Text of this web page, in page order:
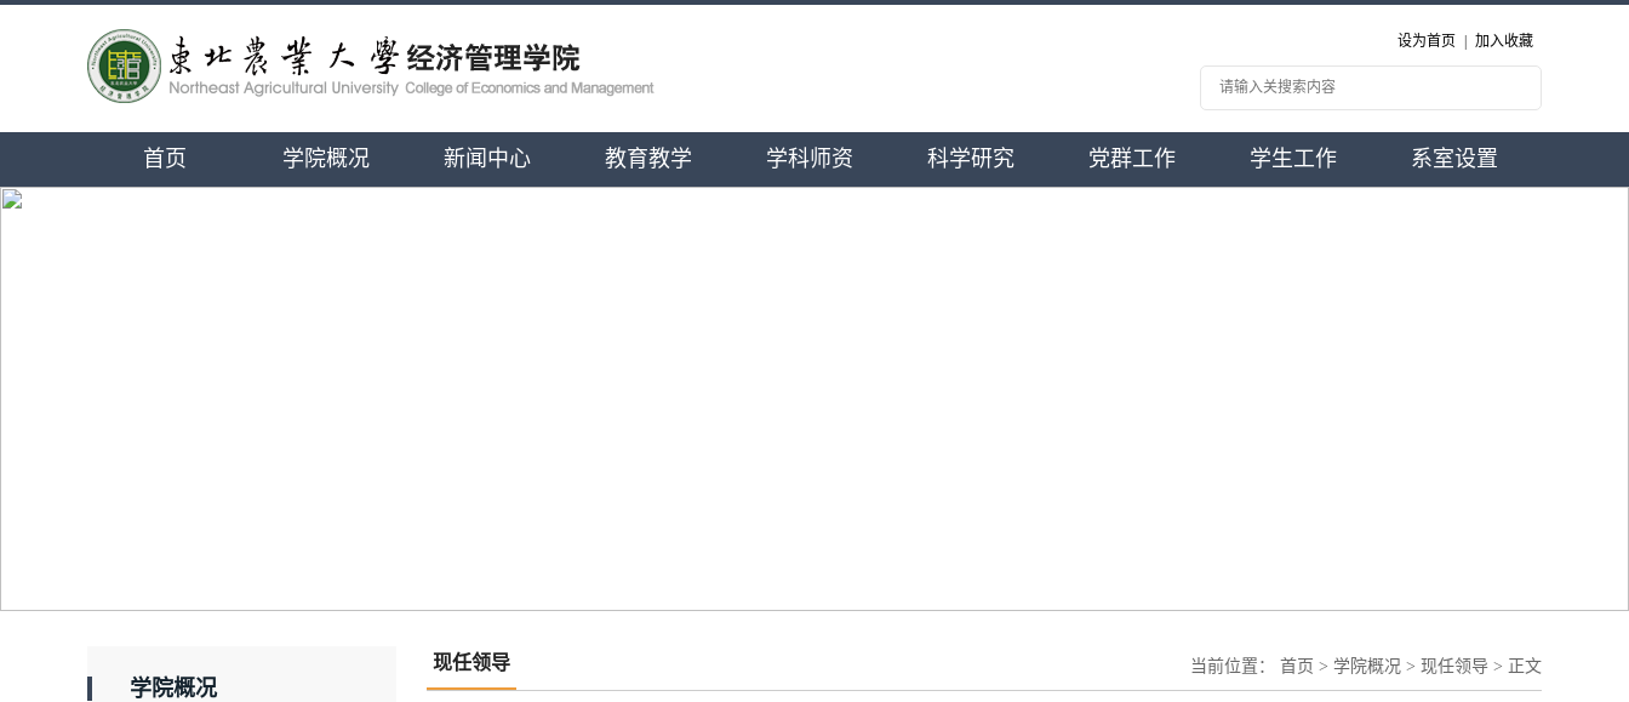
设为首页 加入收藏
首页 学院概况 新闻中心 教育教学 学科师资 科学研究 党群工作 学生工作 系室设置
学院概况
现任领导 当前位置： 首页 > 学院概况 > 现任领导 > 正文